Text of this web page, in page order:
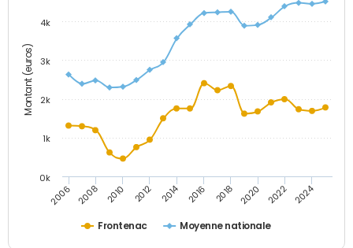
Montant (euros)
Frontenac Moyenne nationale
2006 2008 2010 2012 2014 2016 2018 2020 2022 2024
0k
1k
2k
3k
4k